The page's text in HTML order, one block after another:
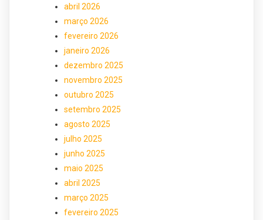
abril 2026
março 2026
fevereiro 2026
janeiro 2026
dezembro 2025
novembro 2025
outubro 2025
setembro 2025
agosto 2025
julho 2025
junho 2025
maio 2025
abril 2025
março 2025
fevereiro 2025